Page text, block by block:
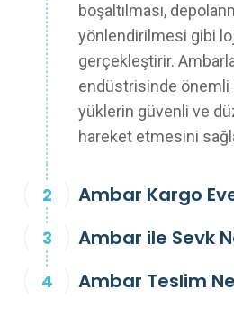
boşaltılması,
yönlendirilmesi gibi
gerçekleştirir.
endüstrisinde önemli
yüklerin güvenli ve
hareket etmesini
Ambar Kargo
Ambar ile Sevk
Ambar Teslim